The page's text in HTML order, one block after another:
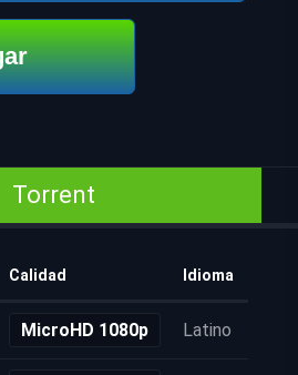
Torrent
Calidad Idioma
MicroHD 1080p Latino